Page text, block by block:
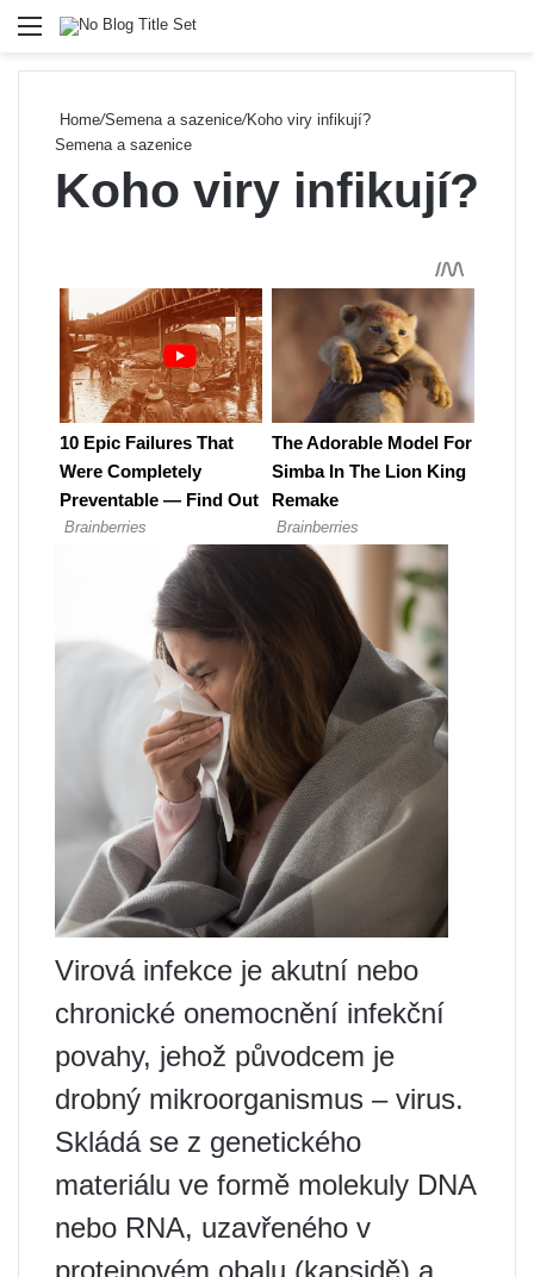
Menu
Home/Semena a sazenice/Koho viry infikují?
Semena a sazenice
Koho viry infikují?
Virová infekce je akutní nebo
chronické onemocnění infekční
povahy, jehož původcem je
drobný mikroorganismus – virus.
Skládá se z genetického
materiálu ve formě molekuly DNA
nebo RNA, uzavřeného v
proteinovém obalu (kapsidě) a